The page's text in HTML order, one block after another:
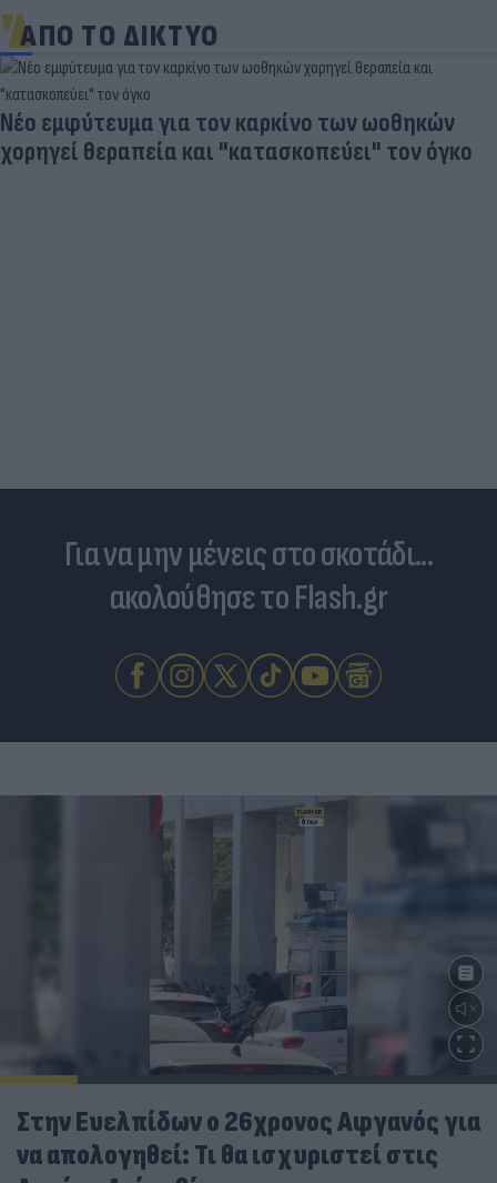
ΑΠΟ ΤΟ ΔΙΚΤΥΟ
Νέο εμφύτευμα για τον καρκίνο των ωοθηκών
χορηγεί θεραπεία και "κατασκοπεύει" τον όγκο
Για να μην μένεις στο σκοτάδι...
ακολούθησε το Flash.gr
Στην Ευελπίδων ο 26χρονος Αφγανός για
να απολογηθεί: Τι θα ισχυριστεί στις